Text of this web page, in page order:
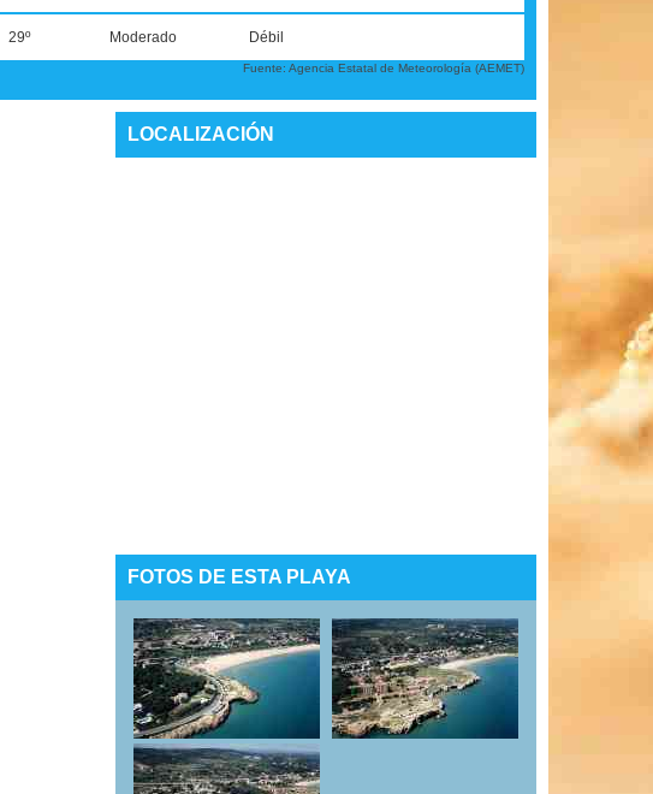
29º Moderado Débil
Fuente: Agencia Estatal de Meteorología (AEMET)
LOCALIZACIÓN
FOTOS DE ESTA PLAYA